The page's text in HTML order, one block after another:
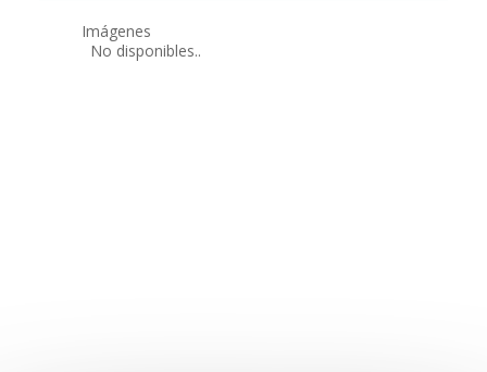
Imágenes
No disponibles..